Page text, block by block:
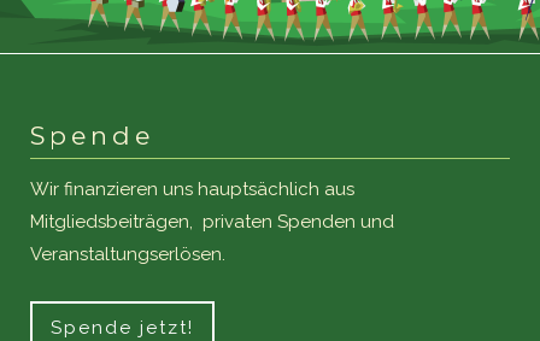
Spende
Wir finanzieren uns hauptsächlich aus
Mitgliedsbeiträgen, privaten Spenden und
Veranstaltungserlösen.
Spende jetzt!